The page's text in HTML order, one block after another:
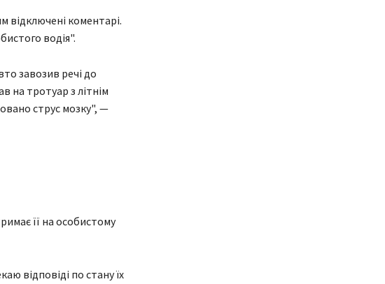
відключені коментарі.
водія".
завозив речі до
на тротуар з літнім
струс мозку", —
її на особистому
відповіді по стану їх